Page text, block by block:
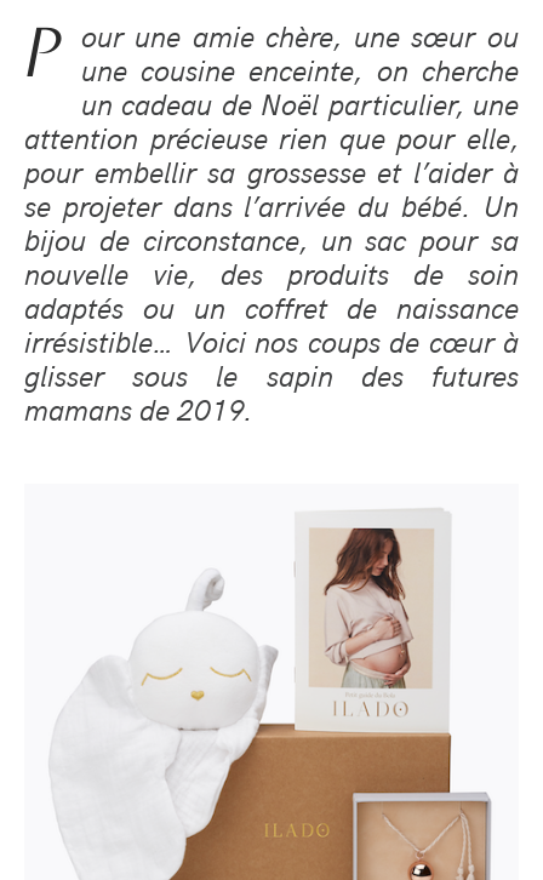
P our une amie chère, une sœur ou
une cousine enceinte, on cherche
un cadeau de Noël particulier, une
attention précieuse rien que pour elle,
pour embellir sa grossesse et l’aider à
se projeter dans l’arrivée du bébé. Un
bijou de circonstance, un sac pour sa
nouvelle vie, des produits de soin
adaptés ou un coffret de naissance
irrésistible… Voici nos coups de cœur à
glisser sous le sapin des futures
mamans de 2019.